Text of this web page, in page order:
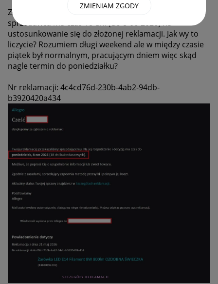
ZMIENIAM ZGODY
Złożyłam reklamację 21-05-2026 r wg allegro
sprzedawca ma czas 18 dni (do 8-06-2026) na
ustosunkowanie się do złożonej reklamacji. Jak wy to
liczycie? Rozumiem długi weekend ale w między czasie
piątek był normalnym, pracującym dniem więc skąd
nagle termin do poniedziałku?
Nr reklamacji: 4c4cd76d-230b-4ab2-94db-
b3920420a434